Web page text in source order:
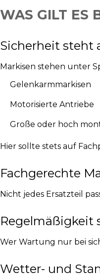
WAS GILT ES
Sicherheit steht
Markisen stehen unter
Gelenkarmmarkisen
Motorisierte Antriebe
Große oder hoch
Hier sollte stets auf
Fachgerechte
Nicht jedes Ersatzteil
Regelmäßigkeit
Wer Wartung nur bei
Wetter- und